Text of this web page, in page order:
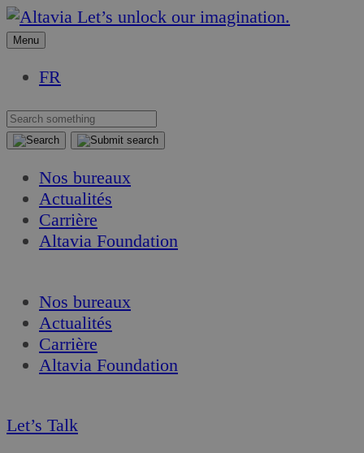
Aller
au
Aller
au
Let’s unlock our imagination.
Menu
FR
Nos bureaux
Actualités
Carrière
Altavia Foundation
Nos bureaux
Actualités
Carrière
Altavia Foundation
Let’s Talk